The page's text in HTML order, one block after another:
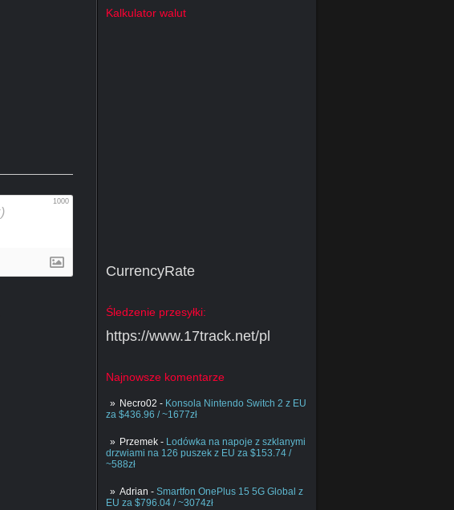
Kalkulator walut
CurrencyRate
Śledzenie przesyłki:
https://www.17track.net/pl
Najnowsze komentarze
Necro02 - Konsola Nintendo Switch 2 z EU
za $436.96 / ~1677zł
Przemek - Lodówka na napoje z szklanymi
drzwiami na 126 puszek z EU za $153.74 /
~588zł
Adrian - Smartfon OnePlus 15 5G Global z
EU za $796.04 / ~3074zł
1000